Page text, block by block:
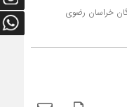
خراسان رضوی